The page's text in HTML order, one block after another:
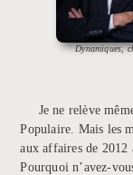
Dynamiques,
Je ne relève
Populaire. Mais les
aux affaires de 2012
Pourquoi n’avez-